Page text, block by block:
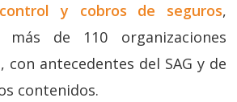
y cobros de seguros,
de 110 organizaciones
con antecedentes del SAG y de
contenidos.